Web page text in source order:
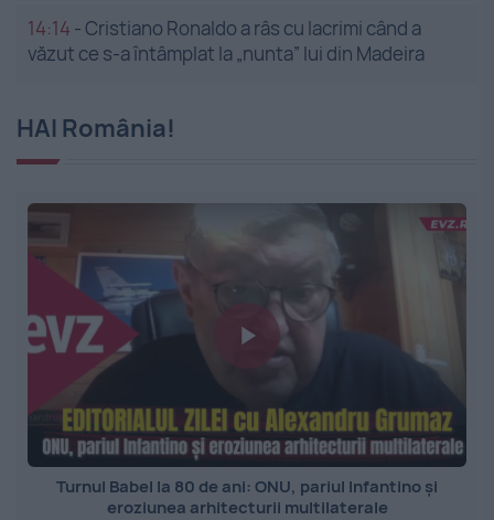
14:14 -Cristiano Ronaldo a râs cu lacrimi când a
văzut ce s-a întâmplat la „nunta” lui din Madeira
HAI România!
Turnul Babel la 80 de ani: ONU, pariul Infantino și
eroziunea arhitecturii multilaterale